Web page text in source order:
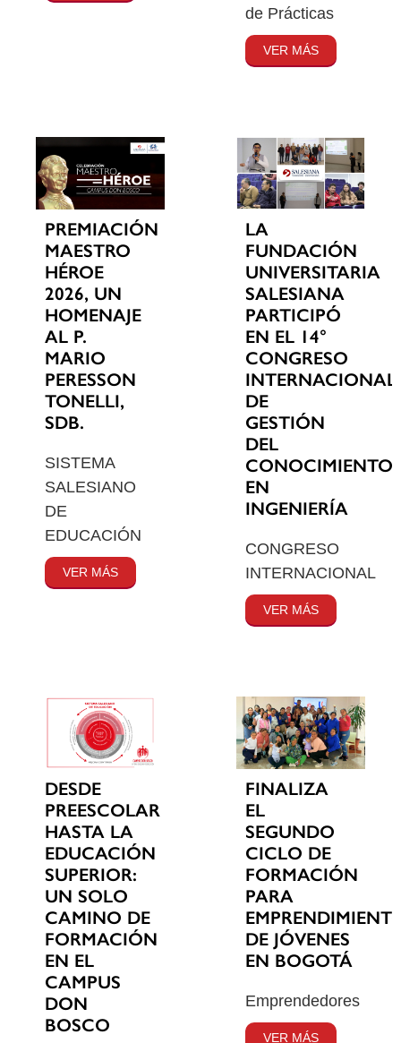
de Prácticas
VER MÁS
PREMIACIÓN
MAESTRO
HÉROE
2026, UN
HOMENAJE
AL P.
MARIO
PERESSON
TONELLI,
SDB.
SISTEMA
SALESIANO
DE
EDUCACIÓN
VER MÁS
LA
FUNDACIÓN
UNIVERSITARIA
SALESIANA
PARTICIPÓ
EN EL 14°
CONGRESO
INTERNACIONAL
DE
GESTIÓN
DEL
CONOCIMIENTO
EN
INGENIERÍA
CONGRESO
INTERNACIONAL
VER MÁS
DESDE
PREESCOLAR
HASTA LA
EDUCACIÓN
SUPERIOR:
UN SOLO
CAMINO DE
FORMACIÓN
EN EL
CAMPUS
DON
BOSCO
FINALIZA
EL
SEGUNDO
CICLO DE
FORMACIÓN
PARA
DE JÓVENES
EN BOGOTÁ
Emprendedores
VER MÁS